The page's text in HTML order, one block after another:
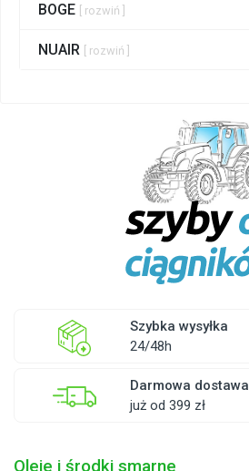
BOGE [ rozwiń ]
NUAIR [ rozwiń ]
Szybka wysyłka
24/48h
Darmowa dostawa
już od 399 zł
Oleje i środki smarne